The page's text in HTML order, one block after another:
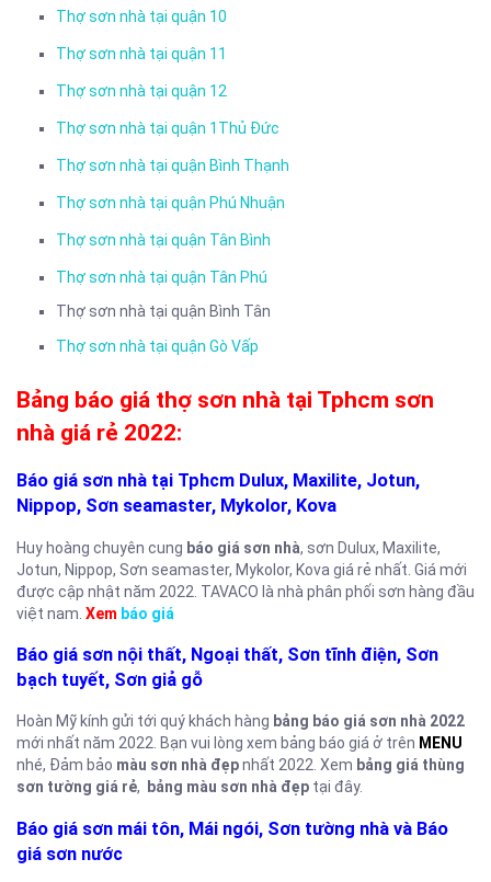
Thợ sơn nhà tại quận 10
Thợ sơn nhà tại quận 11
Thợ sơn nhà tại quận 12
Thợ sơn nhà tại quận 1Thủ Đức
Thợ sơn nhà tại quận Bình Thạnh
Thợ sơn nhà tại quận Phú Nhuận
Thợ sơn nhà tại quận Tân Bình
Thợ sơn nhà tại quận Tân Phú
Thợ sơn nhà tại quận Bình Tân
Thợ sơn nhà tại quận Gò Vấp
Bảng báo giá thợ sơn nhà tại Tphcm sơn
nhà giá rẻ 2022:
Báo giá sơn nhà tại Tphcm Dulux, Maxilite, Jotun,
Nippop, Sơn seamaster, Mykolor, Kova
Huy hoàng chuyên cung báo giá sơn nhà, sơn Dulux, Maxilite,
Jotun, Nippop, Sơn seamaster, Mykolor, Kova giá rẻ nhất. Giá mới
được cập nhật năm 2022. TAVACO là nhà phân phối sơn hàng đầu
việt nam. Xem báo giá
Báo giá sơn nội thất, Ngoại thất, Sơn tĩnh điện, Sơn
bạch tuyết, Sơn giả gỗ
Hoàn Mỹ kính gửi tới quý khách hàng bảng báo giá sơn nhà 2022
mới nhất năm 2022. Bạn vui lòng xem bảng báo giá ở trên MENU
nhé, Đảm bảo màu sơn nhà đẹpnhất 2022. Xem bảng giá thùng
sơn tường giá rẻ, bảng màu sơn nhà đẹp tại đây.
Báo giá sơn mái tôn, Mái ngói, Sơn tường nhà và Báo
giá sơn nước